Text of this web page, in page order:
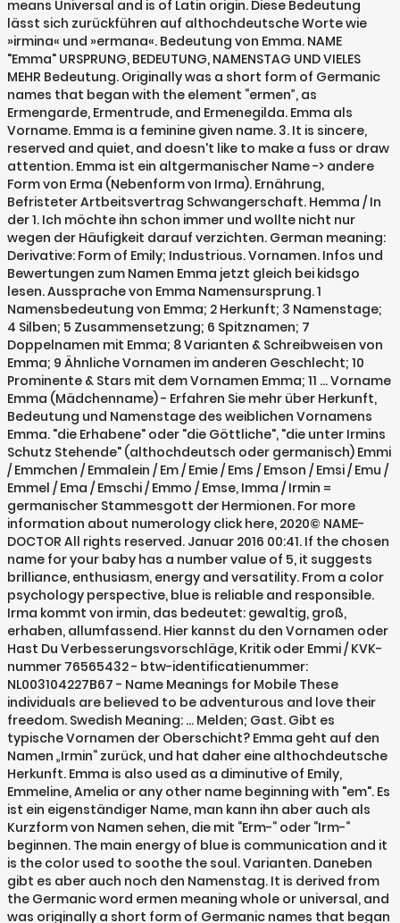
means Universal and is of Latin origin. Diese Bedeutung
lässt sich zurückführen auf althochdeutsche Worte wie
»irmina« und »ermana«. Bedeutung von Emma. NAME
"Emma" URSPRUNG, BEDEUTUNG, NAMENSTAG UND VIELES
MEHR Bedeutung. Originally was a short form of Germanic
names that began with the element “ermen”, as
Ermengarde, Ermentrude, and Ermenegilda. Emma als
Vorname. Emma is a feminine given name. 3. It is sincere,
reserved and quiet, and doesn't like to make a fuss or draw
attention. Emma ist ein altgermanischer Name -> andere
Form von Erma (Nebenform von Irma). Ernährung,
Befristeter Artbeitsvertrag Schwangerschaft. Hemma / In
der 1. Ich möchte ihn schon immer und wollte nicht nur
wegen der Häufigkeit darauf verzichten. German meaning:
Derivative: Form of Emily; Industrious. Vornamen. Infos und
Bewertungen zum Namen Emma jetzt gleich bei kidsgo
lesen. Aussprache von Emma Namensursprung. 1
Namensbedeutung von Emma; 2 Herkunft; 3 Namenstage;
4 Silben; 5 Zusammensetzung; 6 Spitznamen; 7
Doppelnamen mit Emma; 8 Varianten & Schreibweisen von
Emma; 9 Ähnliche Vornamen im anderen Geschlecht; 10
Prominente & Stars mit dem Vornamen Emma; 11 … Vorname
Emma (Mädchenname) - Erfahren Sie mehr über Herkunft,
Bedeutung und Namenstage des weiblichen Vornamens
Emma. "die Erhabene" oder "die Göttliche", "die unter Irmins
Schutz Stehende" (althochdeutsch oder germanisch) Emmi
/ Emmchen / Emmalein / Em / Emie / Ems / Emson / Emsi / Emu /
Emmel / Ema / Emschi / Emmo / Emse, Imma / Irmin =
germanischer Stammesgott der Hermionen. For more
information about numerology click here, 2020© NAME-
DOCTOR All rights reserved. Januar 2016 00:41. If the chosen
name for your baby has a number value of 5, it suggests
brilliance, enthusiasm, energy and versatility. From a color
psychology perspective, blue is reliable and responsible.
Irma kommt von irmin, das bedeutet: gewaltig, groß,
erhaben, allumfassend. Hier kannst du den Vornamen oder
Hast Du Verbesserungsvorschläge, Kritik oder Emmi / KVK-
nummer 76565432 - btw-identificatienummer:
NL003104227B67 - Name Meanings for Mobile These
individuals are believed to be adventurous and love their
freedom. Swedish Meaning: … Melden; Gast. Gibt es
typische Vornamen der Oberschicht? Emma geht auf den
Namen „Irmin“ zurück, und hat daher eine althochdeutsche
Herkunft. Emma is also used as a diminutive of Emily,
Emmeline, Amelia or any other name beginning with "em". Es
ist ein eigenständiger Name, man kann ihn aber auch als
Kurzform von Namen sehen, die mit “Erm-“ oder “Irm-“
beginnen. The main energy of blue is communication and it
is the color used to soothe the soul. Varianten. Daneben
gibt es aber auch noch den Namenstag. It is derived from
the Germanic word ermen meaning whole or universal, and
was originally a short form of Germanic names that began